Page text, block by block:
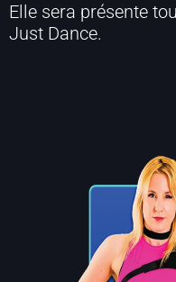
Elle sera présente
Just Dance.